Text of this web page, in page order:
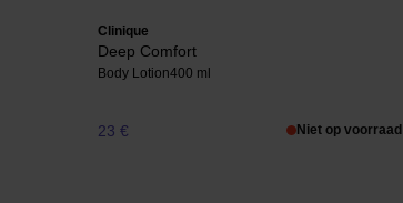
Clinique
Deep Comfort
Body Lotion400 ml
23 € Niet op voorraad